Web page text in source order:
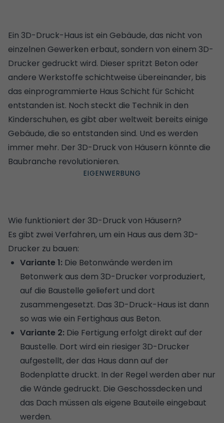
Ein 3D-Druck-Haus ist ein Gebäude, das nicht von
einzelnen Gewerken erbaut, sondern von einem 3D-
Drucker gedruckt wird. Dieser spritzt Beton oder
andere Werkstoffe schichtweise übereinander, bis
das einprogrammierte Haus Schicht für Schicht
entstanden ist. Noch steckt die Technik in den
Kinderschuhen, es gibt aber weltweit bereits einige
Gebäude, die so entstanden sind. Und es werden
immer mehr. Der 3D-Druck von Häusern könnte die
Baubranche revolutionieren.
Wie funktioniert der 3D-Druck von Häusern?
Es gibt zwei Verfahren, um ein Haus aus dem 3D-
Drucker zu bauen:
Variante 1: Die Betonwände werden im
Betonwerk aus dem 3D-Drucker vorproduziert,
auf die Baustelle geliefert und dort
zusammengesetzt. Das 3D-Druck-Haus ist dann
so was wie ein Fertighaus aus Beton.
Variante 2: Die Fertigung erfolgt direkt auf der
Baustelle. Dort wird ein riesiger 3D-Drucker
aufgestellt, der das Haus dann auf der
Bodenplatte druckt. In der Regel werden aber nur
die Wände gedruckt. Die Geschossdecken und
das Dach müssen als eigene Bauteile eingebaut
werden.